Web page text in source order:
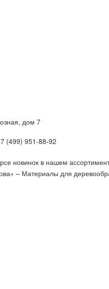
дом 7
(499) 951-88-92
новинок в нашем
– Материалы для